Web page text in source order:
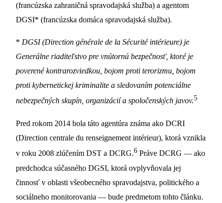
(francúzska zahraničná spravodajská služba) a agentom
DGSI* (francúzska domáca spravodajská služba).
* DGSI (Direction générale de la Sécurité intérieure) je
Generálne riaditeľstvo pre vnútornú bezpečnosť, ktoré je
poverené kontrarozviedkou, bojom proti terorizmu, bojom
proti kybernetickej kriminalite a sledovaním potenciálne
nebezpečných skupín, organizácií a spoločenských javov.5
Pred rokom 2014 bola táto agentúra známa ako DCRI
(Direction centrale du renseignement intérieur), ktorá vznikla
v roku 2008 zlúčením DST a DCRG.6 Práve DCRG — ako
predchodca súčasného DGSI, ktorá ovplyvňovala jej
činnosť v oblasti všeobecného spravodajstva, politického a
sociálneho monitorovania — bude predmetom tohto článku.